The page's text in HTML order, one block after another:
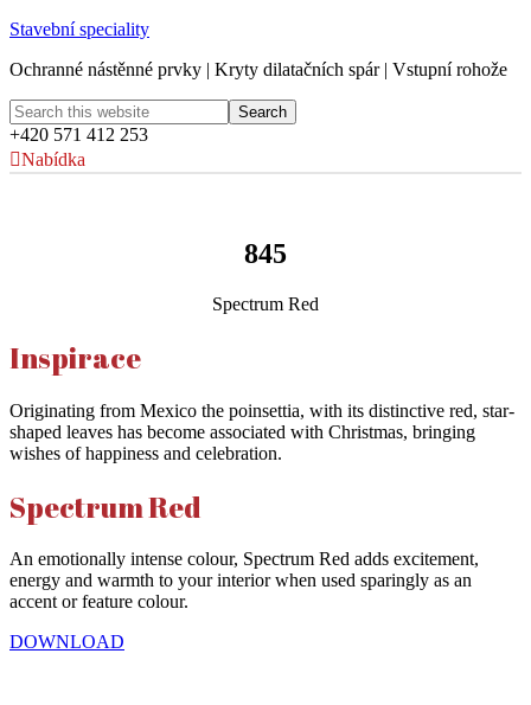
Stavební speciality
Ochranné nástěnné prvky | Kryty dilatačních spár | Vstupní rohože
+420 571 412 253
Nabídka
845
Spectrum Red
Inspirace
Originating from Mexico the poinsettia, with its distinctive red, star-
shaped leaves has become associated with Christmas, bringing
wishes of happiness and celebration.
Spectrum Red
An emotionally intense colour, Spectrum Red adds excitement,
energy and warmth to your interior when used sparingly as an
accent or feature colour.
DOWNLOAD